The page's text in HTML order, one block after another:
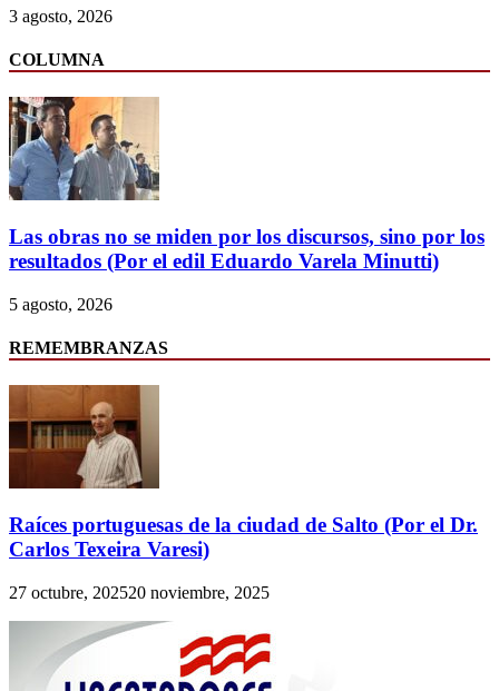
3 agosto, 2026
COLUMNA
Las obras no se miden por los discursos, sino por los
resultados (Por el edil Eduardo Varela Minutti)
5 agosto, 2026
REMEMBRANZAS
Raíces portuguesas de la ciudad de Salto (Por el Dr.
Carlos Texeira Varesi)
27 octubre, 202520 noviembre, 2025